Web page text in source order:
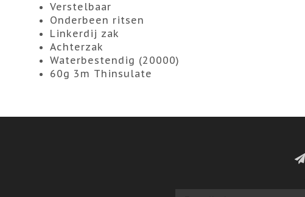
Verstelbaar
Onderbeen ritsen
Linkerdij zak
Achterzak
Waterbestendig (20000)
60g 3m Thinsulate